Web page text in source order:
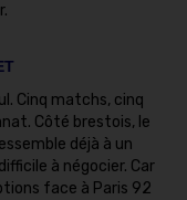
Cinq matchs, cinq
Côté brestois, le
déjà à un
à négocier. Car
face à Paris 92